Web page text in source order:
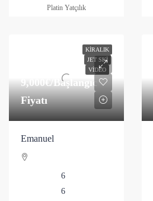
Platin Yatçılık
KIRALIK
JET SKI
VIDEO
9,000€/Başlangıc
Fiyatı
Emanuel
6
6